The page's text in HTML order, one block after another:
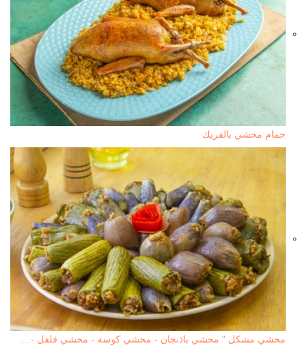
حمام محشي بالفريك
محشي مشكل " محشي باذنجان - محشي كوسة - محشي فلفل -…